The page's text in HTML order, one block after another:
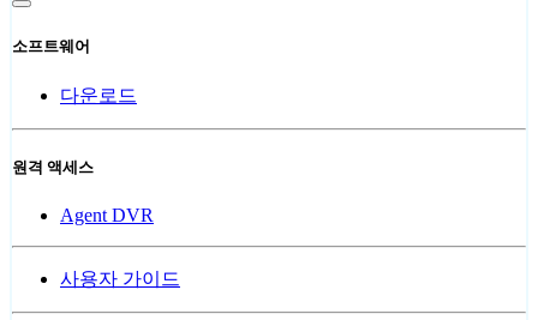
소프트웨어
다운로드
원격 액세스
Agent DVR
사용자 가이드